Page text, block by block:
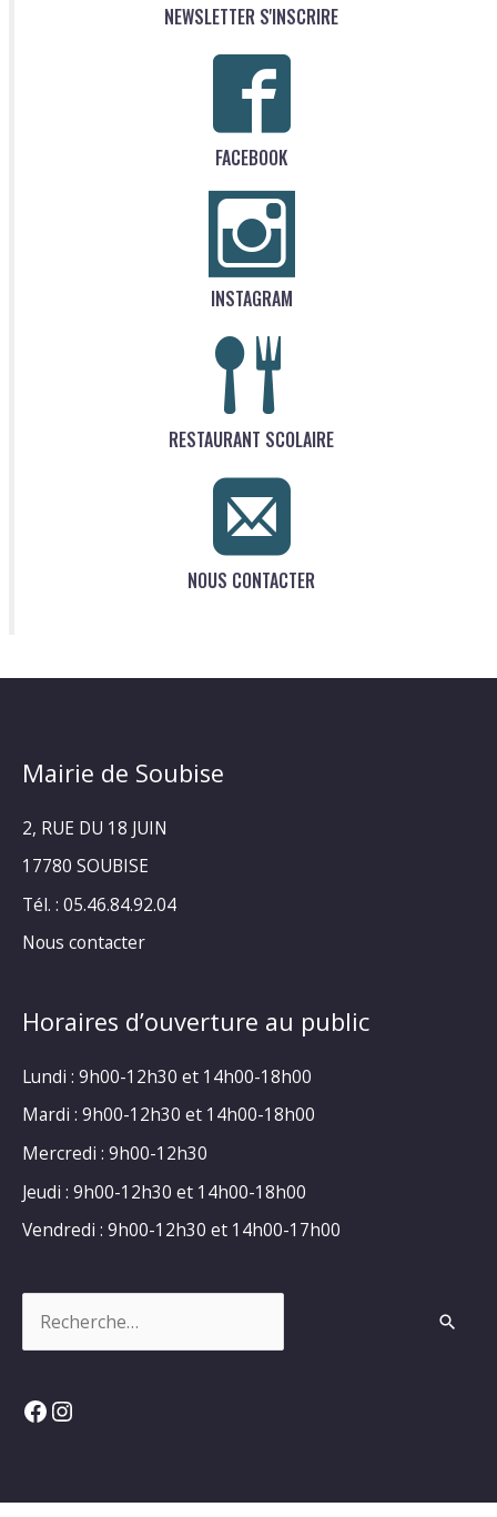
NEWSLETTER S'INSCRIRE
FACEBOOK
INSTAGRAM
RESTAURANT SCOLAIRE
NOUS CONTACTER
Mairie de Soubise
2, RUE DU 18 JUIN
17780 SOUBISE
Tél. : 05.46.84.92.04
Nous contacter
Horaires d’ouverture au public
Lundi : 9h00-12h30 et 14h00-18h00
Mardi : 9h00-12h30 et 14h00-18h00
Mercredi : 9h00-12h30
Jeudi : 9h00-12h30 et 14h00-18h00
Vendredi : 9h00-12h30 et 14h00-17h00
Facebook
Instagram